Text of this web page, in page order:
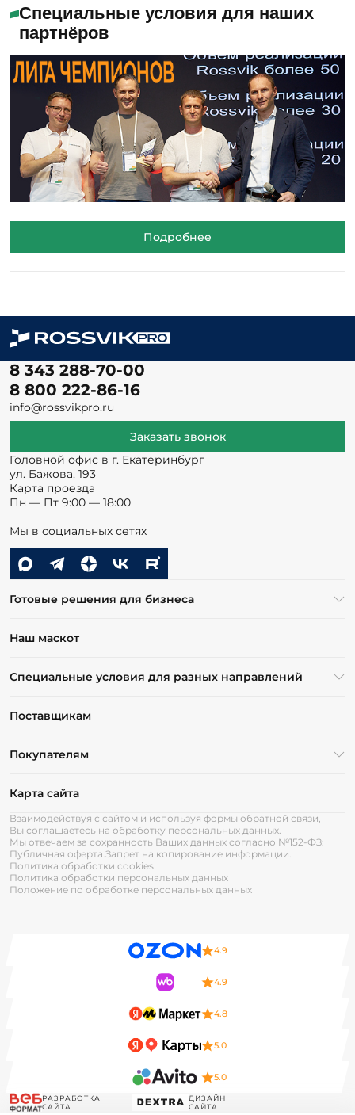
Специальные условия для наших
партнёров
Подробнее
8 343 288-70-00
8 800 222-86-16
info@rossvikpro.ru
Заказать звонок
Головной офис в г. Екатеринбург
ул. Бажова, 193
Карта проезда
Пн — Пт 9:00 — 18:00
Мы в социальных сетях
Готовые решения для бизнеса
Наш маскот
Специальные условия для разных направлений
Поставщикам
Покупателям
Карта сайта
Взаимодействуя с сайтом и используя формы обратной связи,
Вы соглашаетесь на обработку персональных данных.
Мы отвечаем за сохранность Ваших данных согласно №152-ФЗ:
Публичная оферта.Запрет на копирование информации.
Политика обработки cookies
Политика обработки персональных данных
Положение по обработке персональных данных
4.9
4.9
4.8
5.0
5.0
РАЗРАБОТКА
САЙТА
ДИЗАЙН
САЙТА